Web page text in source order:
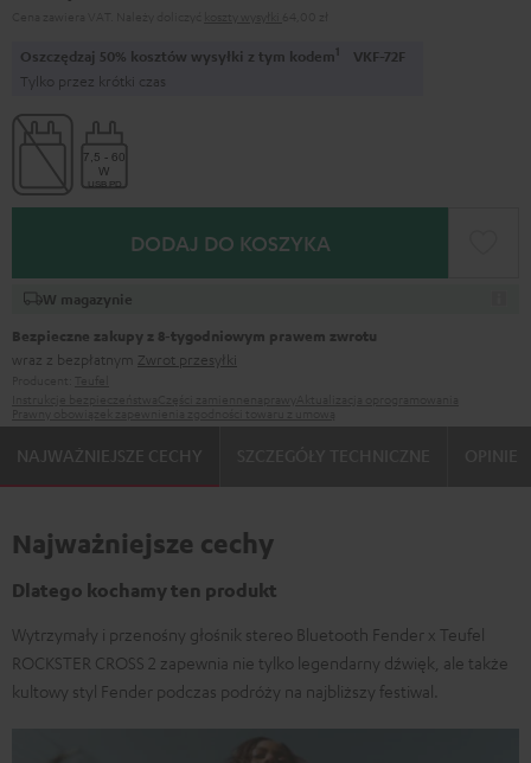
Oszczędzaj 50% kosztów wysyłki z tym kodem1 VKF-72F
Tylko przez krótki czas
DODAJ DO KOSZYKA
W magazynie
Bezpieczne zakupy z 8‑tygodniowym prawem zwrotu
wraz z bezpłatnym Zwrot przesyłki
NAJWAŻNIEJSZE CECHY
Najważniejsze cechy
Dlatego kochamy ten produkt
Wytrzymały i przenośny głośnik stereo Bluetooth Fender x Teufel
ROCKSTER CROSS 2 zapewnia nie tylko legendarny dźwięk, ale także
kultowy styl Fender podczas podróży na najbliższy festiwal.